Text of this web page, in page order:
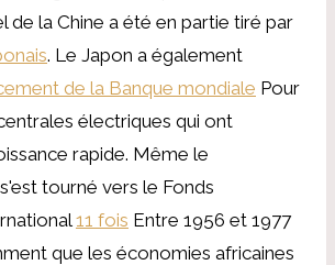
de la Chine a été en partie tiré par
. Le Japon a également
de la Banque mondiale Pour
électriques qui ont
rapide. Même le
tourné vers le Fonds
11 fois Entre 1956 et 1977
que les économies africaines